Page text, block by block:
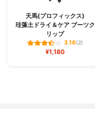
天馬(プロフィックス)
珪藻土ドライ＆ケア ブーツク
リップ
3.16(2)
¥1,180